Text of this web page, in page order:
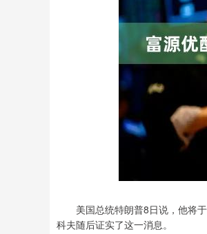
美国总统特朗普8日说，他将于
科夫随后证实了这一消息。